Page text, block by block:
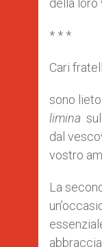
della loro
* * *
Cari
sono
limina
dal
vostro
La